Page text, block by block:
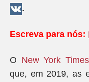
.
Escreva para nós:
O New York Times
que, em 2019, as